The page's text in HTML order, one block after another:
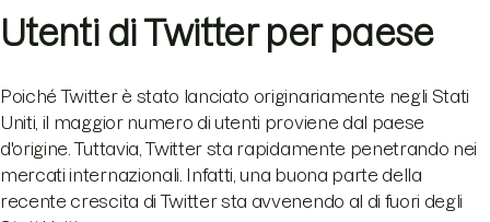
Utenti di Twitter per paese
Poiché Twitter è stato lanciato originariamente negli Stati
Uniti, il maggior numero di utenti proviene dal paese
d'origine. Tuttavia, Twitter sta rapidamente penetrando nei
mercati internazionali. Infatti, una buona parte della
recente crescita di Twitter sta avvenendo al di fuori degli